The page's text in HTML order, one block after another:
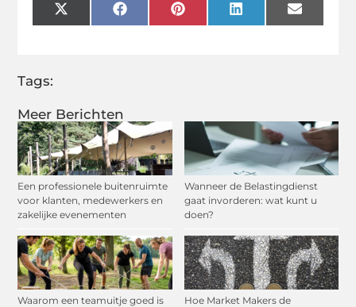
Meer Berichten
Een professionele buitenruimte
voor klanten, medewerkers en
zakelijke evenementen
Wanneer de Belastingdienst
gaat invorderen: wat kunt u
doen?
Waarom een teamuitje goed is
Hoe Market Makers de
X
(Twitter)
FacebookPinterestLinkedInEmail
Tags: